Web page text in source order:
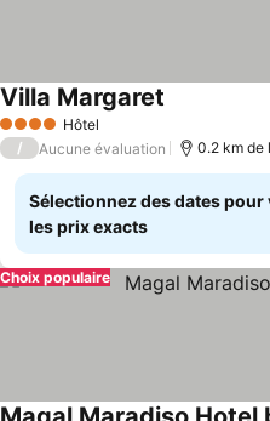
4 Étoiles Hôtel
Villa Margaret
/ Aucune évaluation 0.2 km de
Sélectionnez des dates pour
les prix exacts
Choix populaire